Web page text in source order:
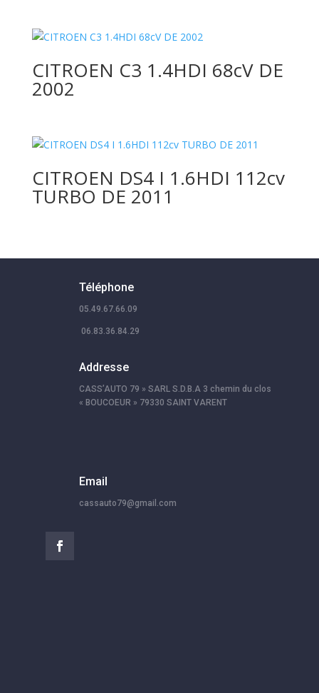
CITROEN C3 1.4HDI 68cV DE
2002
CITROEN DS4 I 1.6HDI 112cv
TURBO DE 2011
Téléphone
05.49.67.66.09
06.83.36.84.29
Addresse
CASS’AUTO 79 » SARL S.D.B.A 3 chemin du clos
« BOUCOEUR » 79330 SAINT VARENT
Email
cassauto79@gmail.com